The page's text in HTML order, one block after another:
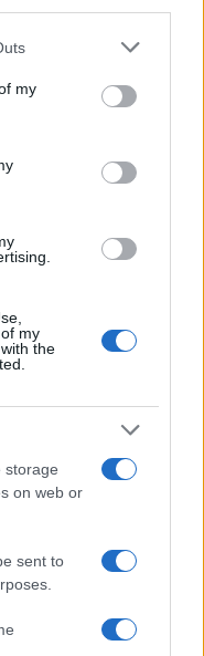
one or more Google
You may click to
third-party tags to
in below Google
my
my
the
storage
on web or
sent to
sci di fondo e